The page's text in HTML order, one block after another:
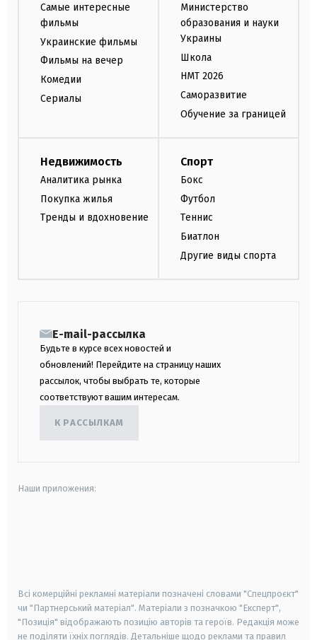
Самые интересные
фильмы
Украинские фильмы
Фильмы на вечер
Комедии
Сериалы
Министерство
образования и науки
Украины
Школа
НМТ 2026
Саморазвитие
Обучение за границей
Недвижимость
Аналитика рынка
Покупка жилья
Тренды и вдохновение
Спорт
Бокс
Футбол
Теннис
Биатлон
Другие виды спорта
E-mail-рассылка
Будьте в курсе всех новостей и
обновлений! Перейдите на страницу наших
рассылок, чтобы выбрать те, которые
соответствуют вашим интересам.
К РАССЫЛКАМ
Наши приложения:
Всі комерційні рекламні матеріали позначені словами "Спецпроєкт"
чи "Партнерський матеріал". Матеріали з позначкою "Експерт",
"Позиція" відображають позицію авторів та героїв. Редакція може
не поділяти їхніх поглядів. Детальніше щодо реклами та правил